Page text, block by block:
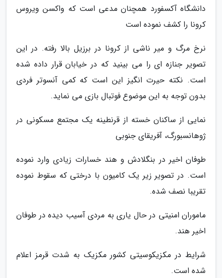
دانشگاه آکسفورد همچنان مدعی است که واکسن ویروس
کرونا را کشف نموده است
نرخ مرگ و میر ناشی از کرونا در برزیل بالا رفته. در این
تصویر جنازه ای را می بینید که در خیابان قرار داده شده
است. نکته حیرت انگیز این است که کمی آنسوتر فردی
بدون توجه به این موضوع فوتبال بازی می نماید.
نمایی از ساکنان خسته از قرنطینه یک مجتمع مسکونی در
ژوهانسبورگ، آفریقای جنوبی
طوفان اخیر در بنگلادش و هند خسارات زیادی وارد نموده
است. در تصویر زیر یک کامیون با درختی که سقوط نموده
تقریبا نصف شده.
ماموران امنیتی در حال یاری به مردی آسیب دیده در طوفان
اخیر هند.
شرایط در مکزیکوسیتی کشور مکزیک به شدت قرمز اعلام
شده است.